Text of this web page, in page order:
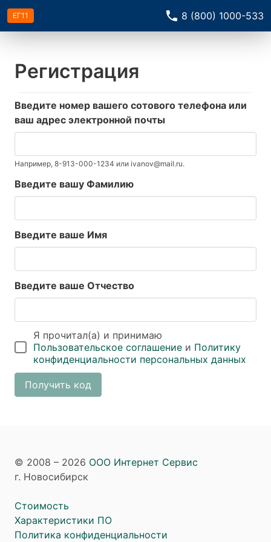
ЕГ11 8 (800) 1000-533
Регистрация
Введите номер вашего сотового телефона или
ваш адрес электронной почты
Например, 8-913-000-1234 или ivanov@mail.ru.
Введите вашу Фамилию
Введите ваше Имя
Введите ваше Отчество
Я прочитал(а) и принимаю
Пользовательское соглашение и Политику
конфиденциальности персональных данных
Получить код
© 2008 – 2026 ООО Интернет Сервис
г. Новосибирск
Стоимость
Характеристики ПО
Политика конфиденциальности